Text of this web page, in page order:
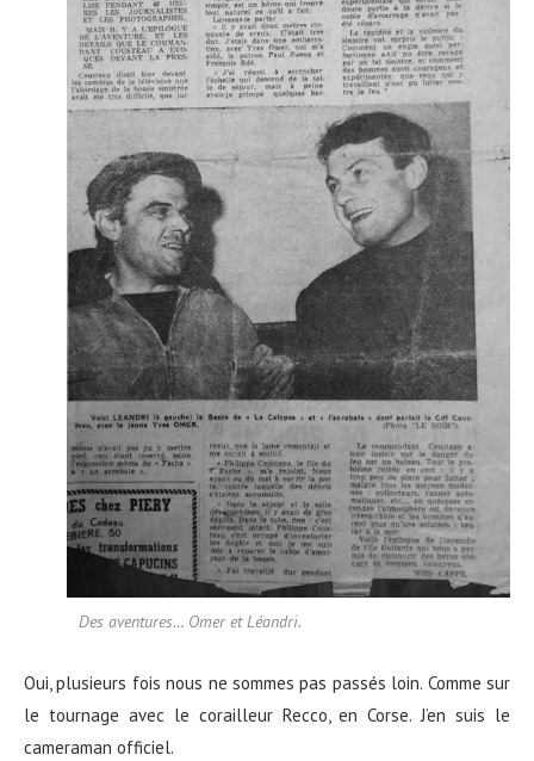
Des aventures… Omer et Léandri.
Oui, plusieurs fois nous ne sommes pas passés loin. Comme sur
le tournage avec le corailleur Recco, en Corse. J’en suis le
cameraman officiel.